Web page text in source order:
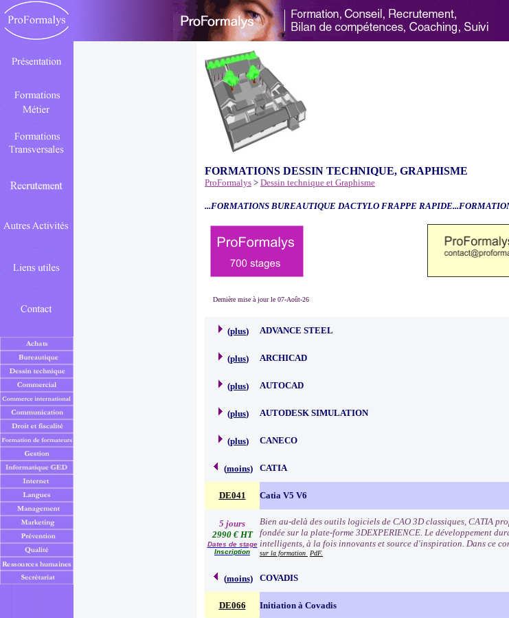
FORMATIONS DESSIN TECHNIQUE, GRAPHISME
ProFormalys > Dessin technique et Graphisme
...FORMATIONS BUREAUTIQUE DACTYLO FRAPPE
Dernière mise à jour le 07-Août-26
(plus) ADVANCE STEEL
(plus) ARCHICAD
(plus) AUTOCAD
(plus) AUTODESK SIMULATION
(plus) CANECO
(moins) CATIA
DE041 Catia V5 V6
5 jours
2990 € HT
Dates de stage
Inscription
Bien au-delà des outils logiciels de CAO 3D classiques, CATIA
fondée sur la plate-forme 3DEXPERIENCE. Le développement
intelligents, à la fois innovants et source d'inspiration. Dans ce
sur la formation
PdF.
(moins) COVADIS
DE066 Initiation à Covadis